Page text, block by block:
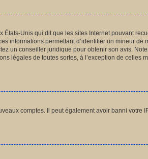
États-Unis qui dit que les sites Internet pouvant
informations permettant d’identifier un mineur de
un conseiller juridique pour obtenir son avis.
légales de toutes sortes, à l’exception de celles
comptes. Il peut également avoir banni votre